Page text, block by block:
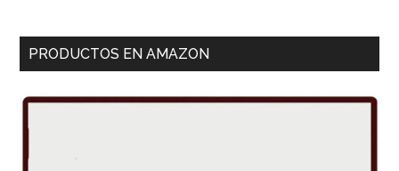
PRODUCTOS EN AMAZON